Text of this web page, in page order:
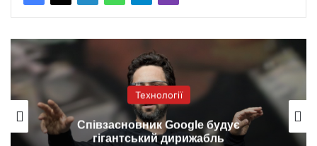
Технології
Співзасновник Google будує
гігантський дирижабль